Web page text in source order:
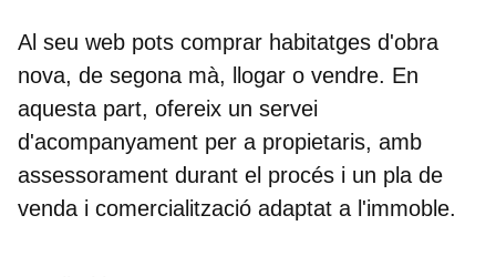
Al seu web pots comprar habitatges d'obra
nova, de segona mà, llogar o vendre. En
aquesta part, ofereix un servei
d'acompanyament per a propietaris, amb
assessorament durant el procés i un pla de
venda i comercialització adaptat a l'immoble.